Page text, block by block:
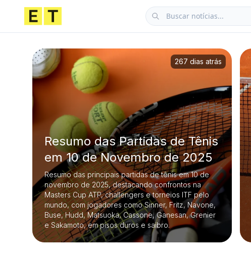
Resumo das Partidas de Tênis
em 10 de Novembro de 2025
Resumo das principais partidas de tênis em 10 de
novembro de 2025, destacando confrontos na
Masters Cup ATP, challengers e torneios ITF pelo
mundo, com jogadores como Sinner, Fritz, Navone,
Buse, Hudd, Matsuoka, Cassone, Ganesan, Grenier
e Sakamoto, em pisos duros e saibro.
267 dias atrás